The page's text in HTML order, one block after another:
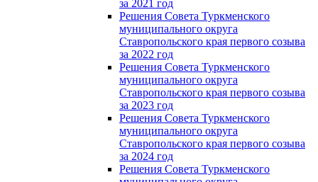
за 2021 год
Решения Совета Туркменского
муниципального округа
Ставропольского края первого созыва
за 2022 год
Решения Совета Туркменского
муниципального округа
Ставропольского края первого созыва
за 2023 год
Решения Совета Туркменского
муниципального округа
Ставропольского края первого созыва
за 2024 год
Решения Совета Туркменского